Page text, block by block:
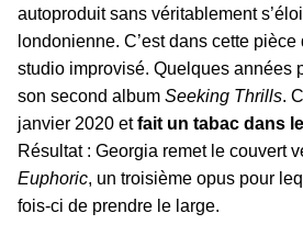
autoproduit sans véritablement
londonienne. C’est dans cette pièce
studio improvisé. Quelques années
son second album Seeking Thrills.
janvier 2020 etfait un tabac dans
Résultat : Georgia remet le couvert
Euphoric, un troisième opus pour
fois-ci de prendre le large.